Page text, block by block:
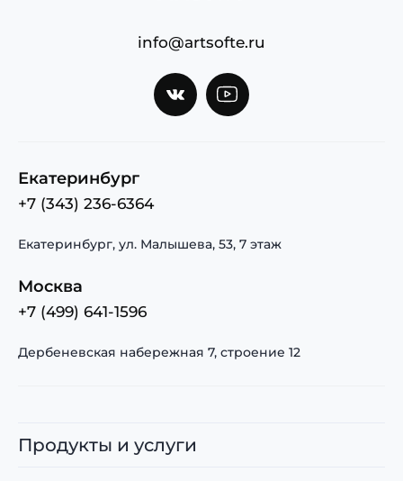
info@artsofte.ru
Екатеринбург
+7 (343) 236-6364
Екатеринбург, ул. Малышева, 53, 7 этаж
Москва
+7 (499) 641-1596
Дербеневская набережная 7, строение 12
Продукты и услуги